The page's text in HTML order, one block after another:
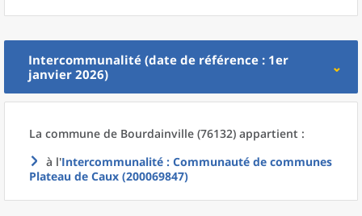
Intercommunalité (date de référence : 1er
janvier 2026)
La commune de Bourdainville (76132) appartient :
à l'Intercommunalité : Communauté de communes
Plateau de Caux (200069847)